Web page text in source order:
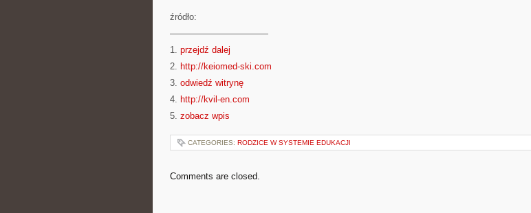
źródło:
———————————
1. przejdź dalej
2. http://keiomed-ski.com
3. odwiedź witrynę
4. http://kvil-en.com
5. zobacz wpis
CATEGORIES: RODZICE W SYSTEMIE EDUKACJI
Comments are closed.